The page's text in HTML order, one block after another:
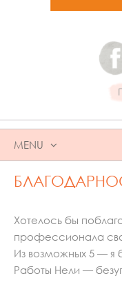
MENU
SKIP
TO
Хотелось бы
профессионала
Из возможных 5 — я
Работы Нели —